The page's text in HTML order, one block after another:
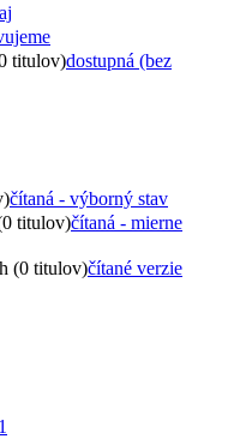
titulov)dostupná (bez
čítaná - výborný stav
titulov)čítaná - mierne
(0 titulov)čítané verzie
1